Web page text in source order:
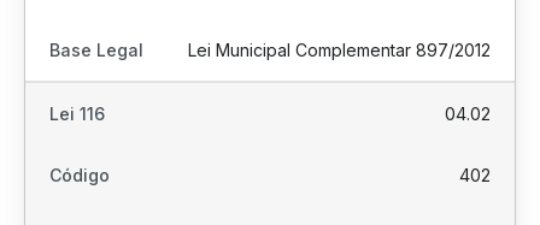
Lei Municipal Complementar 897/2012
04.02
402